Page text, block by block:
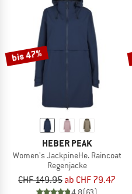
bis 47%
HEBER PEAK
Women's JackpineHe. Raincoat
Regenjacke
CHF 149.95 ab CHF 79.47